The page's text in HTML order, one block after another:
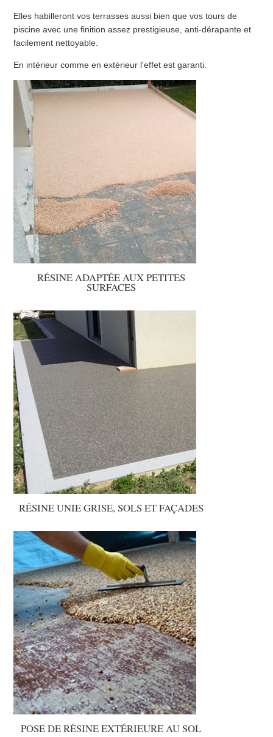
Elles habilleront vos terrasses aussi bien que vos tours de
piscine avec une finition assez prestigieuse, anti-dérapante et
facilement nettoyable.
En intérieur comme en extérieur l'effet est garanti.
RÉSINE ADAPTÉE AUX PETITES
SURFACES
RÉSINE UNIE GRISE, SOLS ET FAÇADES
POSE DE RÉSINE EXTÉRIEURE AU SOL